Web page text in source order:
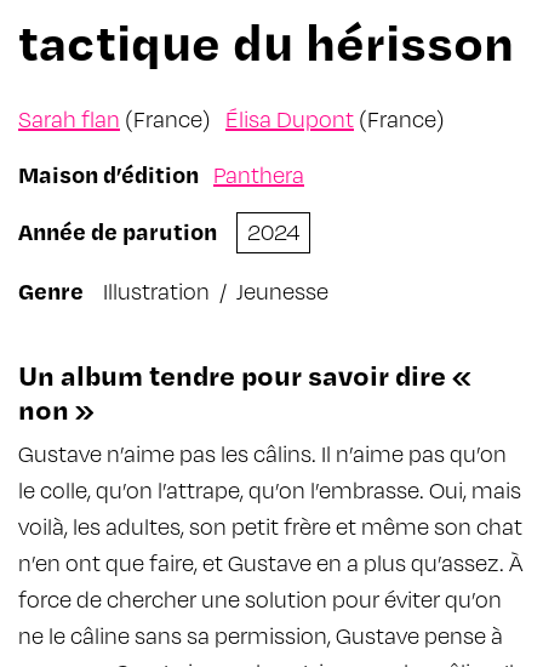
tactique du hérisson
Sarah flan (France) Élisa Dupont (France)
Maison d’édition Panthera
Année de parution
2024
Genre
Illustration / Jeunesse
Un album tendre pour savoir dire «
non »
Gustave n’aime pas les câlins. Il n’aime pas qu’on
le colle, qu’on l’attrape, qu’on l’embrasse. Oui, mais
voilà, les adultes, son petit frère et même son chat
n’en ont que faire, et Gustave en a plus qu’assez. À
force de chercher une solution pour éviter qu’on
ne le câline sans sa permission, Gustave pense à